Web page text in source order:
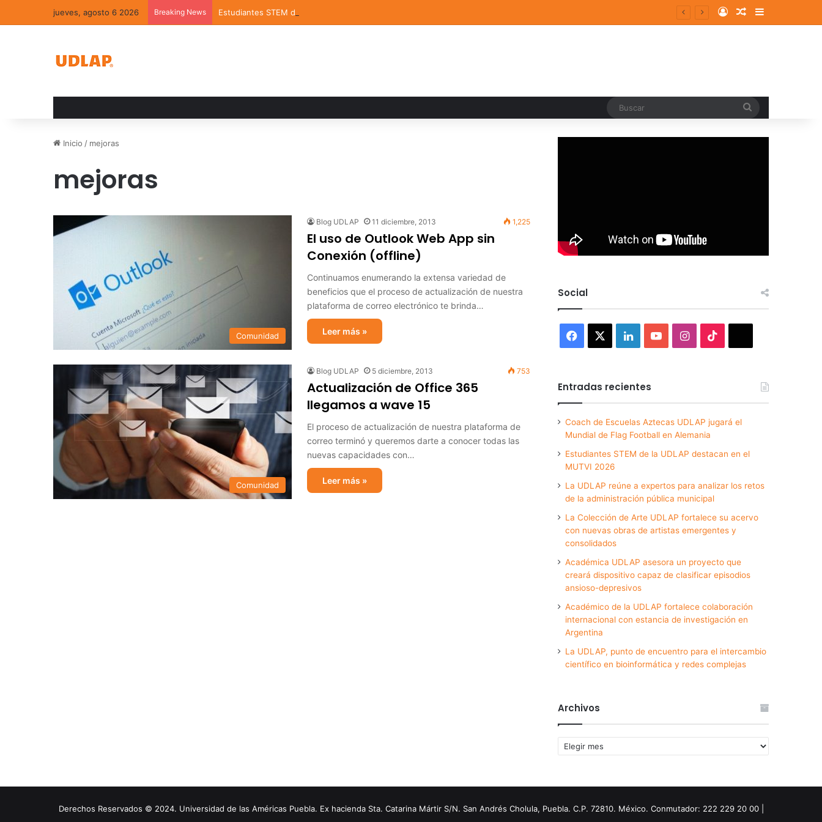
jueves, agosto 6 2026 Breaking News Estudiantes STEM de la UDLAP destacan en el MUTVI 2026 Log InRandom Article
Sidebar
Inicio / mejoras
mejoras
Comunidad
Blog UDLAP 11 diciembre, 2013 1,225
El uso de Outlook Web App sin
Conexión (offline)
Continuamos enumerando la extensa variedad de
beneficios que el proceso de actualización de nuestra
plataforma de correo electrónico te brinda…
Leer más »
Comunidad
Blog UDLAP 5 diciembre, 2013 753
Actualización de Office 365
llegamos a wave 15
El proceso de actualización de nuestra plataforma de
correo terminó y queremos darte a conocer todas las
nuevas capacidades con…
Leer más »
Social
Facebook LinkedInYouTubeInstagram
Entradas recientes
Coach de Escuelas Aztecas UDLAP jugará el
Mundial de Flag Football en Alemania
Estudiantes STEM de la UDLAP destacan en el
MUTVI 2026
La UDLAP reúne a expertos para analizar los retos
de la administración pública municipal
La Colección de Arte UDLAP fortalece su acervo
con nuevas obras de artistas emergentes y
consolidados
Académica UDLAP asesora un proyecto que
creará dispositivo capaz de clasificar episodios
ansioso-depresivos
Académico de la UDLAP fortalece colaboración
internacional con estancia de investigación en
Argentina
La UDLAP, punto de encuentro para el intercambio
científico en bioinformática y redes complejas
Archivos
Archivos
Derechos Reservados © 2024. Universidad de las Américas Puebla. Ex hacienda Sta. Catarina Mártir S/N. San Andrés Cholula, Puebla. C.P. 72810. México. Conmutador: 222 229 20 00 |